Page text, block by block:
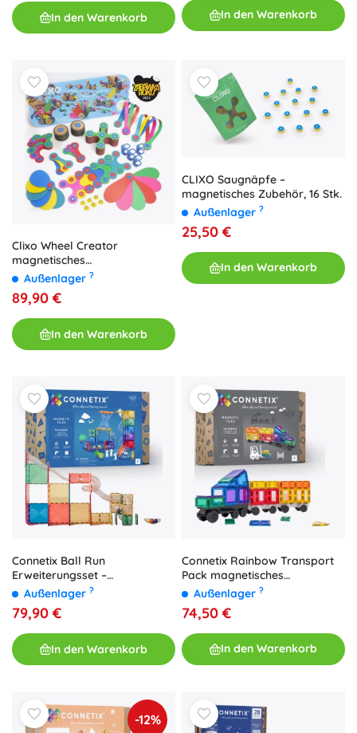
In den Warenkorb In den Warenkorb
Clixo Wheel Creator
magnetisches
Konstruktionsspiel 72 Stk.
Außenlager ?
89,90 €
In den Warenkorb
CLIXO Saugnäpfe –
magnetisches Zubehör, 16 Stk.
Außenlager ?
25,50 €
In den Warenkorb
Connetix Ball Run
Erweiterungsset –
magnetische Bausteine, 66
Außenlager ?
79,90 €
In den Warenkorb
Connetix Rainbow Transport
Pack magnetisches
Konstruktionsset 50 Teile
Außenlager ?
74,50 €
In den Warenkorb
-12%